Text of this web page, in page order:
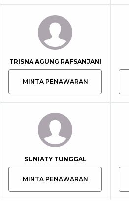
TRISNA AGUNG RAFSANJANI
MINTA PENAWARAN
SUNIATY TUNGGAL
MINTA PENAWARAN